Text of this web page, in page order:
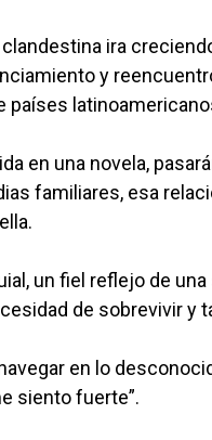
ira
y
países
en una novela,
familiares, esa
un fiel reflejo de
de sobrevivir y
en lo
siento fuerte”.